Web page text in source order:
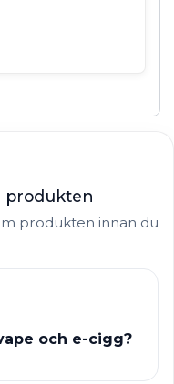
produkten
produkten innan du
och e-cigg?